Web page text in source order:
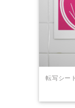
転写シー